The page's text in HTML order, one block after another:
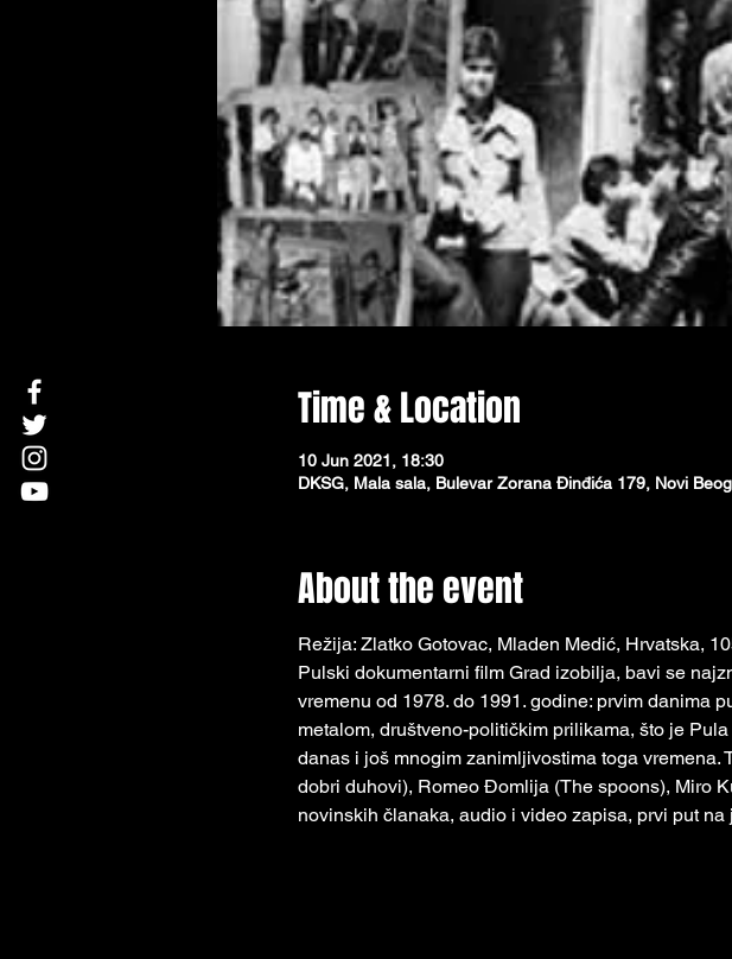
Time & Location
10 Jun 2021, 18:30
DKSG, Mala sala, Bulevar Zorana Đinđića 179, Novi
About the event
Režija: Zlatko Gotovac, Mladen Medić, Hrvatska,
Pulski dokumentarni film Grad izobilja, bavi se
vremenu od 1978. do 1991. godine: prvim danima
metalom, društveno-političkim prilikama, što je
danas i još mnogim zanimljivostima toga
dobri duhovi), Romeo Đomlija (The spoons), Miro
novinskih članaka, audio i video zapisa, prvi put